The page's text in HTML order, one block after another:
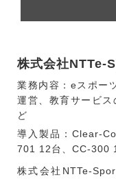
株式会社NTTe-
業務内容：eスポー
運営、教育サービ
ど
導入製品：Clear-
701 12台、CC-300
株式会社NTTe-